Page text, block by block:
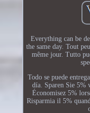
Everything can be
the same day. Tout
même jour. Tutto
Todo se puede
día. Sparen Sie 5%
Économisez 5%
Risparmia il 5%